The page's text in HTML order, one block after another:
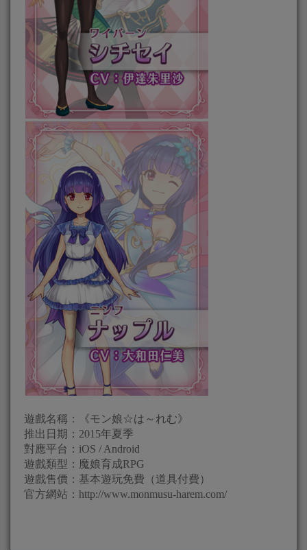
遊戲名稱：《モン娘☆は～れむ》
推出日期：2015年夏季
對應平台：iOS / Android
遊戲類型：魔娘育成RPG
遊戲售價：基本遊玩免費（道具付費）
官方網站：http://www.monmusu-harem.com/